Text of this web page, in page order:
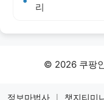
리
© 2026 쿠팡
정보마법사 | 챗지티미